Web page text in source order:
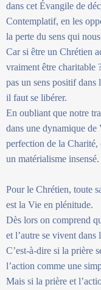
dans cet Évangile de
Contemplatif, en les
la perte du sens qui
Car si être un Chrétien
vraiment être charitable
pas un sens positif
il faut se libérer.
En oubliant que notre
dans une dynamique
perfection de la Charité,
un matérialisme insensé.
Pour le Chrétien, toute
est la Vie en plénitude.
Dès lors on comprend
et l’autre se vivent dans
C’est-à-dire si la prière
l’action comme une
Mais si la prière et